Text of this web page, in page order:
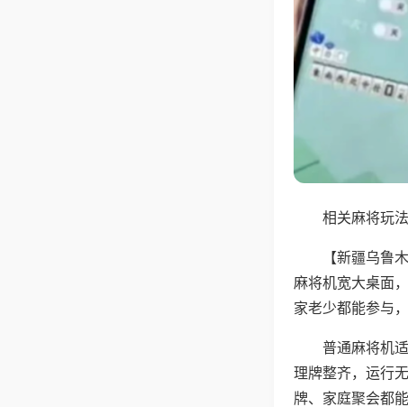
相关麻将玩
【新疆乌鲁
麻将机宽大桌面
家老少都能参与
普通麻将机
理牌整齐，运行
牌、家庭聚会都能